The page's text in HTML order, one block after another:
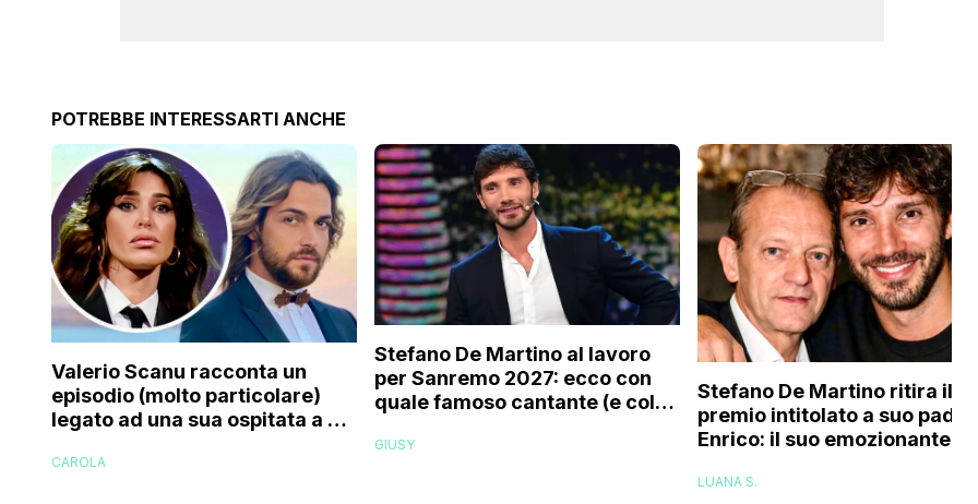
POTREBBE INTERESSARTI ANCHE
Valerio Scanu racconta un
episodio (molto particolare)
legato ad una sua ospitata a Le
Rodriguez ha smesso di
CAROLA
Stefano De Martino al lavoro
per Sanremo 2027: ecco con
quale famoso cantante (e col
paparazzato
GIUSY
Stefano De Martino ritira il
premio intitolato a suo padre
Enrico: il suo emozionante
LUANA S.